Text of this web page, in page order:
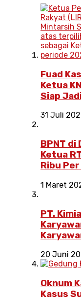
Fuad
Ketua
Siap
31 Juli
BPNT di
Ketua
Ribu Per
1 Maret
PT.
20 Juni
Oknum
Kasus